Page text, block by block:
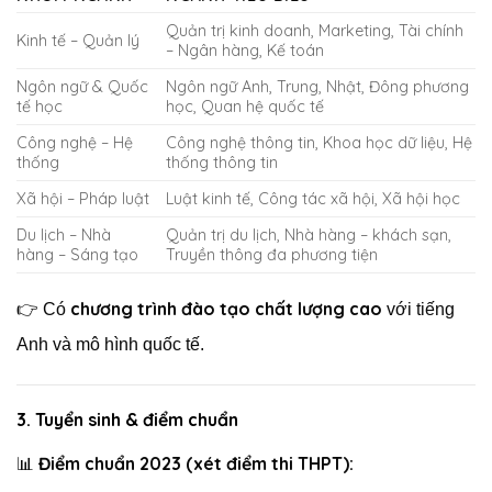
Kinh tế – Quản lý
Quản trị kinh doanh, Marketing, Tài chính
– Ngân hàng, Kế toán
Ngôn ngữ & Quốc
tế học
Ngôn ngữ Anh, Trung, Nhật, Đông phương
học, Quan hệ quốc tế
Công nghệ – Hệ
thống
Công nghệ thông tin, Khoa học dữ liệu, Hệ
thống thông tin
Xã hội – Pháp luật
Luật kinh tế, Công tác xã hội, Xã hội học
Du lịch – Nhà
hàng – Sáng tạo
Quản trị du lịch, Nhà hàng – khách sạn,
Truyền thông đa phương tiện
👉 Có chương trình đào tạo chất lượng cao với tiếng
Anh và mô hình quốc tế.
3. Tuyển sinh & điểm chuẩn
📊 Điểm chuẩn 2023 (xét điểm thi THPT):